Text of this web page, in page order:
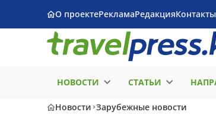
О проектеРекламаРедакцияКонтакты
НОВОСТИ СТАТЬИ
Новости Зарубежные новости